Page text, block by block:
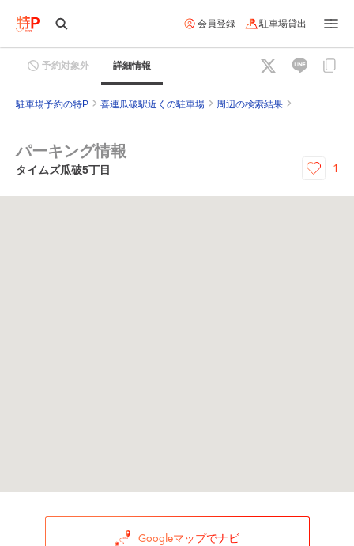
会員登録 駐車場貸出
予約対象外 詳細情報
駐車場予約の特P 喜連瓜破駅近くの駐車場 周辺の検索結果
パーキング情報
タイムズ瓜破5丁目 1
Googleマップでナビ